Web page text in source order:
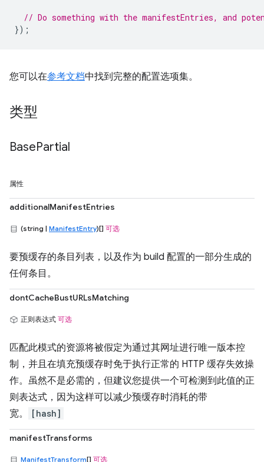
// Do something with the manifestEntries, and
});
您可以在参考文档中找到完整的配置选项集。
类型
BasePartial
属性
additionalManifestEntries
(string | ManifestEntry)[] 可选
要预缓存的条目列表，以及作为 build 配置的一部分生成的
任何条目。
dontCacheBustURLsMatching
正则表达式 可选
匹配此模式的资源将被假定为通过其网址进行唯一版本控
制，并且在填充预缓存时免于执行正常的 HTTP 缓存失效操
作。虽然不是必需的，但建议您提供一个可检测到此值的正
则表达式，因为这样可以减少预缓存时消耗的带
宽。
[hash]
manifestTransforms
ManifestTransform[] 可选